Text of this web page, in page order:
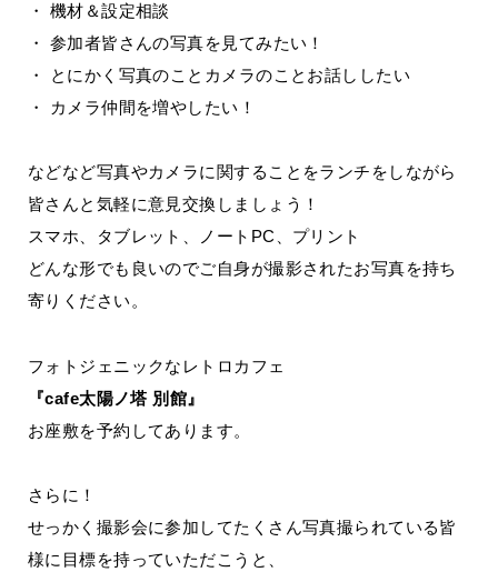
・ 機材＆設定相談
・ 参加者皆さんの写真を見てみたい！
・ とにかく写真のことカメラのことお話ししたい
・ カメラ仲間を増やしたい！
などなど写真やカメラに関することをランチをしながら
皆さんと気軽に意見交換しましょう！
スマホ、タブレット、ノートPC、プリント
どんな形でも良いのでご自身が撮影されたお写真を持ち
寄りください。
フォトジェニックなレトロカフェ
『cafe太陽ノ塔 別館』
お座敷を予約してあります。
さらに！
せっかく撮影会に参加してたくさん写真撮られている皆
様に目標を持っていただこうと、